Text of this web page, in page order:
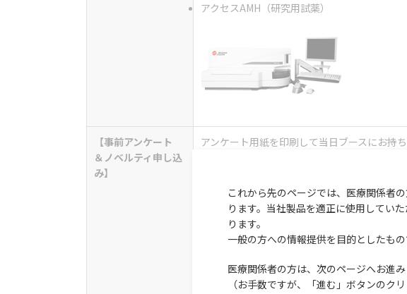
アクセスAMH（研究用試薬）
【事前アンケート
＆ノベルティ申し込
み】
アンケート用紙を印刷して当日ブースにお持ち
回限り）
ブースへのご来場を心よりお待ちしておりま
これから先のページでは、医療関係者
ります。当社製品を適正に使用してい
ります。
一般の方への情報提供を目的としたも
医療関係者の方は、次のページへお進み
（お手数ですが、「進む」ボタンのク